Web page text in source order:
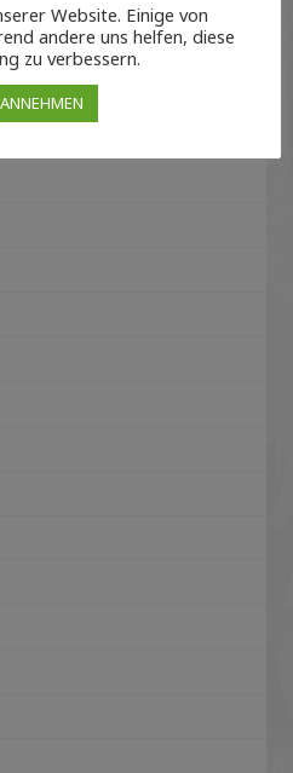
Website. Einige von
andere uns helfen, diese
zu verbessern.
ANNEHMEN